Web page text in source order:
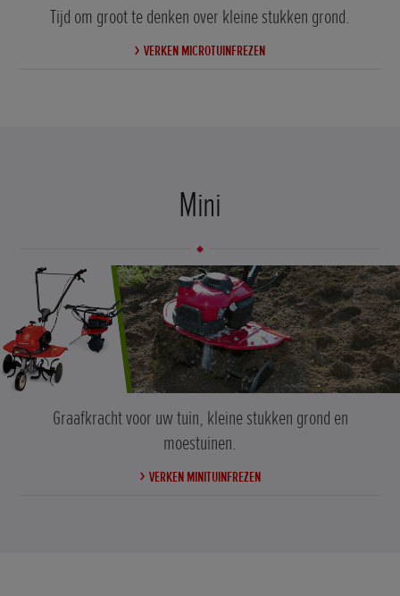
Tijd om groot te denken over kleine stukken grond.
VERKEN MICROTUINFREZEN
Mini
Graafkracht voor uw tuin, kleine stukken grond en
moestuinen.
VERKEN MINITUINFREZEN